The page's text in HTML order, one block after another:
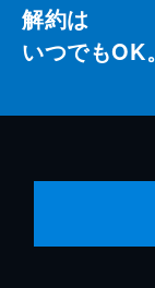
解約は
いつでもOK。